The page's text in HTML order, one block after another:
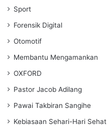
Sport
Forensik Digital
Otomotif
Membantu Mengamankan
OXFORD
Pastor Jacob Adilang
Pawai Takbiran Sangihe
Kebiasaan Sehari-Hari Sehat